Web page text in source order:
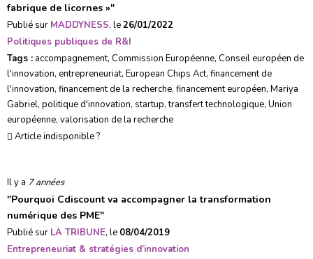
fabrique de licornes »"
Publié sur MADDYNESS, le26/01/2022
Politiques publiques de R&I
Tags : accompagnement, Commission Européenne, Conseil européen de
l'innovation, entrepreneuriat, European Chips Act, financement de
l'innovation, financement de la recherche, financement européen, Mariya
Gabriel, politique d'innovation, startup,transfert technologique, Union
européenne, valorisation de la recherche
Article indisponible ?
Il y a 7 années
"Pourquoi Cdiscount va accompagner la transformation
numérique des PME"
Publié sur LA TRIBUNE, le 08/04/2019
Entrepreneuriat & stratégies d’innovation